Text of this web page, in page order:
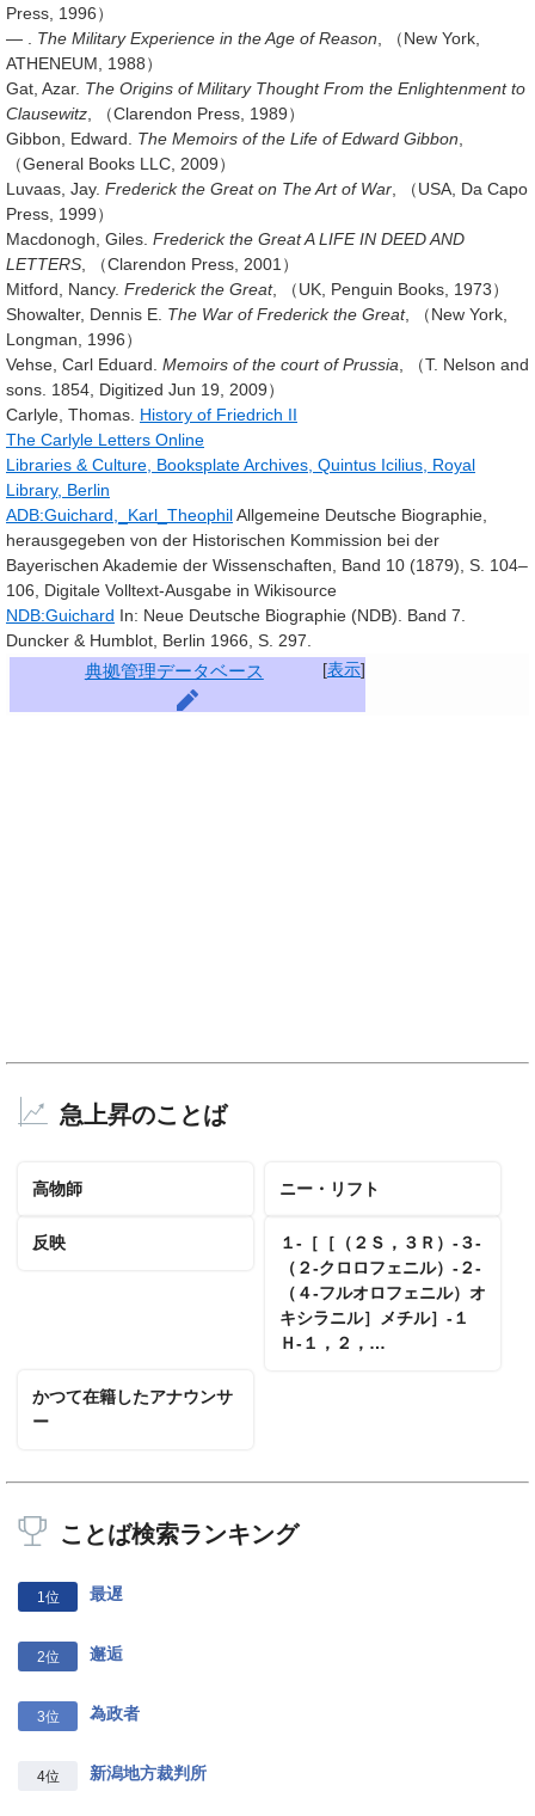
Press, 1996）
— . The Military Experience in the Age of Reason, （New York,
ATHENEUM, 1988）
Gat, Azar. The Origins of Military ThoughtFrom the Enlightenment to
Clausewitz, （Clarendon Press, 1989）
Gibbon, Edward. The Memoirs of the Life of Edward Gibbon,
（General Books LLC, 2009）
Luvaas, Jay. Frederick the Great on The Art of War, （USA, Da Capo
Press, 1999）
Macdonogh, Giles. Frederick the GreatA LIFE IN DEED AND
LETTERS, （Clarendon Press, 2001）
Mitford, Nancy. Frederick the Great, （UK, Penguin Books, 1973）
Showalter, Dennis E. The War of Frederick the Great, （New York,
Longman, 1996）
Vehse, Carl Eduard. Memoirs of the court of Prussia, （T. Nelson and
sons. 1854, Digitized Jun 19, 2009）
Carlyle, Thomas. History of Friedrich II
The Carlyle Letters Online
Libraries & Culture, Booksplate Archives, Quintus Icilius, Royal
Library, Berlin
ADB:Guichard,_Karl_TheophilAllgemeine Deutsche Biographie,
herausgegeben von der Historischen Kommission bei der
Bayerischen Akademie der Wissenschaften, Band 10 (1879), S. 104–
106, Digitale Volltext-Ausgabe in Wikisource
NDB:Guichard In: Neue Deutsche Biographie (NDB). Band 7.
Duncker & Humblot, Berlin 1966, S. 297.
[表示]
典拠管理データベース
急上昇のことば
高物師 ニー・リフト
反映
１‐［［（２Ｓ，３Ｒ）‐３‐
（２‐クロロフェニル）‐２‐
（４‐フルオロフェニル）オ
キシラニル］メチル］‐１
Ｈ‐１，２，…
かつて在籍したアナウンサ
ー
ことば検索ランキング
1位 最遅
2位 邂逅
3位 為政者
4位 新潟地方裁判所